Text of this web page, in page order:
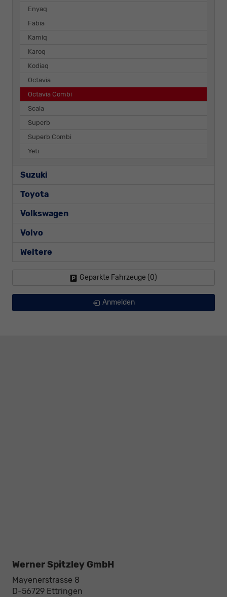
Enyaq
Fabia
Kamiq
Karoq
Kodiaq
Octavia
Octavia Combi
Scala
Superb
Superb Combi
Yeti
Suzuki
Toyota
Volkswagen
Volvo
Weitere
Geparkte Fahrzeuge (0)
Anmelden
Werner Spitzley GmbH
Mayenerstrasse 8
D-56729 Ettringen